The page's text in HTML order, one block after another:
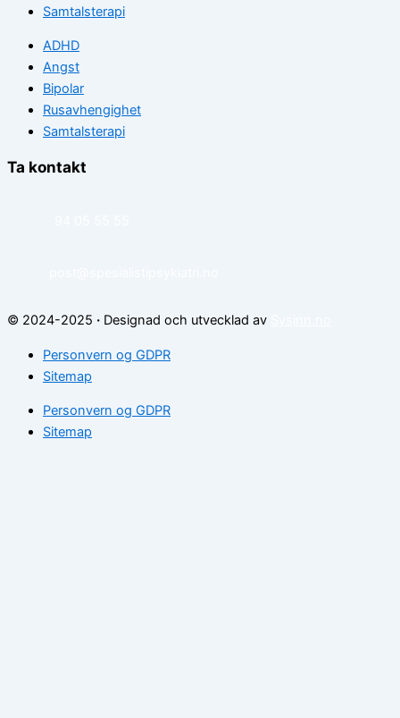
Samtalsterapi
ADHD
Angst
Bipolar
Rusavhengighet
Samtalsterapi
Ta kontakt
© 2024-2025 · Designad och utvecklad av
Personvern og GDPR
Sitemap
Personvern og GDPR
Sitemap